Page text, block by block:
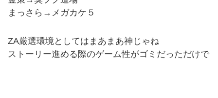
まっさら→メガカケ５
ZA厳選環境としてはまあまあ神じゃね
ストーリー進める際のゲーム性がゴミだっただけで